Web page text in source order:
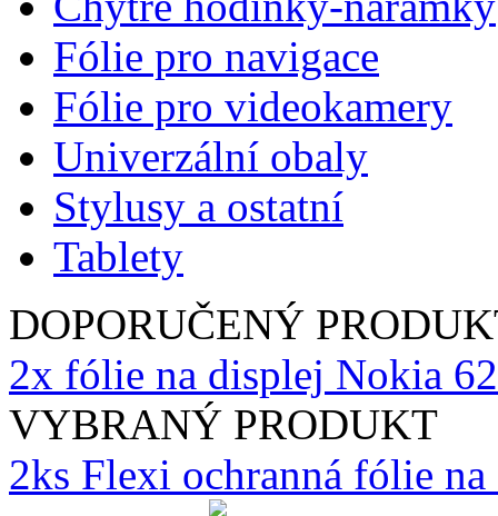
Fólie pro navigace
Fólie pro videokamery
Univerzální obaly
Stylusy a ostatní
Tablety
DOPORUČENÝ
2x fólie na displej Nokia
VYBRANÝ PRODUKT
2ks Flexi ochranná fólie